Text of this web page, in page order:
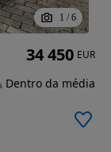
1 / 6
34 450 EUR
Dentro da média